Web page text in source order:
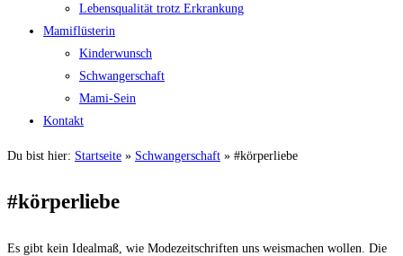
Lebensqualität trotz Erkrankung
Mamiflüsterin
Kinderwunsch
Schwangerschaft
Mami-Sein
Kontakt
Du bist hier: Startseite » Schwangerschaft » #körperliebe
#körperliebe​
Es gibt kein Idealmaß, wie Modezeitschriften uns weismachen wollen. Die